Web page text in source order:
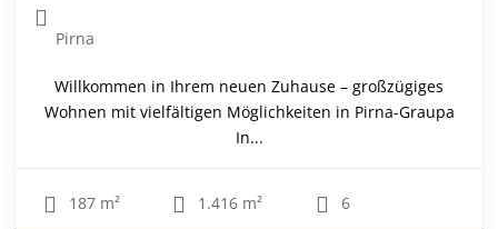
Pirna
Willkommen in Ihrem neuen Zuhause – großzügiges
Wohnen mit vielfältigen Möglichkeiten in Pirna-Graupa
In...
187 m² 1.416 m² 6